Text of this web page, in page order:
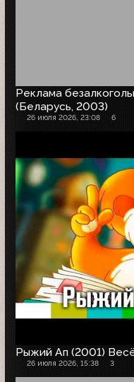
Реклама
(Беларусь, 2003)
26 июля 2026, 23:08 6
Рыжий Ап (2001)
26 июля 2026, 15:38 3